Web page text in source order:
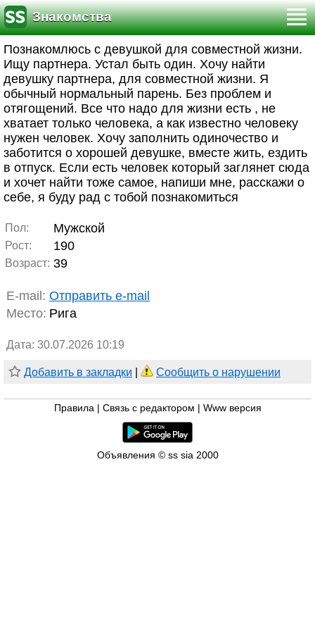
Знакомства
Познакомлюсь с девушкой для совместной жизни.
Ищу партнера. Устал быть один. Хочу найти
девушку партнера, для совместной жизни. Я
обычный нормальный парень. Без проблем и
отягощений. Все что надо для жизни есть , не
хватает только человека, а как известно человеку
нужен человек. Хочу заполнить одиночество и
заботится о хорошей девушке, вместе жить, ездить
в отпуск. Если есть человек который заглянет сюда
и хочет найти тоже самое, напиши мне, расскажи о
себе, я буду рад с тобой познакомиться
Пол: Мужской
Рост: 190
Возраст: 39
E-mail: Отправить e-mail
Место: Рига
Дата: 30.07.2026 10:19
Добавить в закладки Сообщить о нарушении
Правила Связь с редактором Www версия
Объявления © ss sia 2000